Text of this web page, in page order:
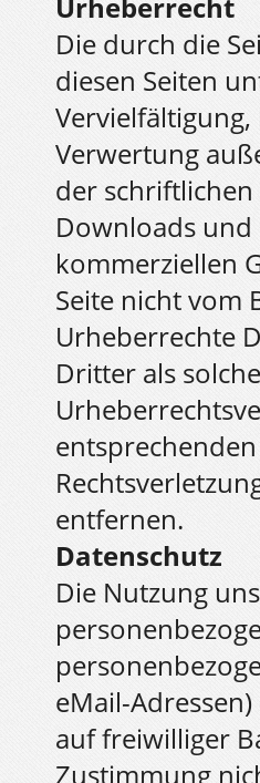
Die durch die
diesen Seiten
Verwertung
der
Downloads
kommerziellen
Seite nicht vom
Urheberrechte
Dritter als
entfernen.
Datenschutz
Die Nutzung
eMail-
auf freiwilliger
Zustimmung